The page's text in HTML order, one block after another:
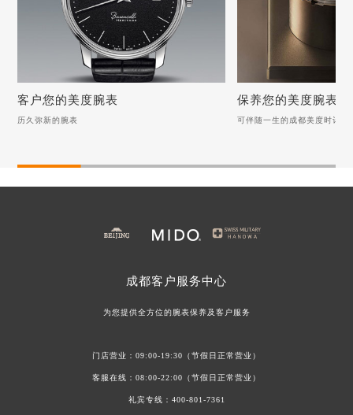
历久弥新的腕表
美度手表表蒙起雾：池塘边的专业呵护之道
美度手表表带磨损该如何修复？
客户您的美度腕表
历久弥新的腕表
可伴随一生的成都美度时计
美度手表表蒙保养指南：
保养您的美度腕表
可伴随一生的成都美度时计
成都客户服务中心
为您提供全方位的腕表保养及客户服务
门店营业：09:00-19:30（节假日正常营业）
客服在线：08:00-22:00（节假日正常营业）
礼宾专线： 400-801-7361